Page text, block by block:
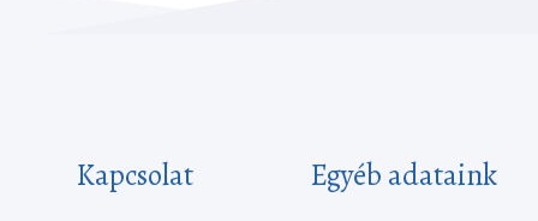
Kapcsolat Egyéb adataink